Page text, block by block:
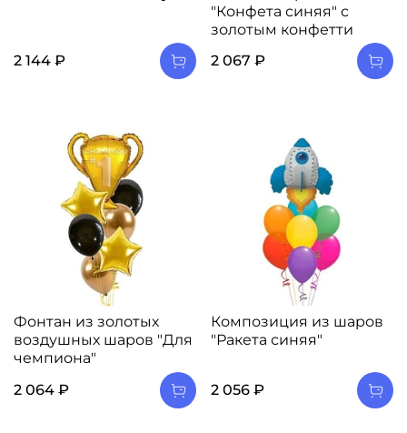
2 144 ₽
"Конфета синяя" с
золотым конфетти
2 067 ₽
Фонтан из золотых
воздушных шаров "Для
чемпиона"
2 064 ₽
Композиция из шаров
"Ракета синяя"
2 056 ₽